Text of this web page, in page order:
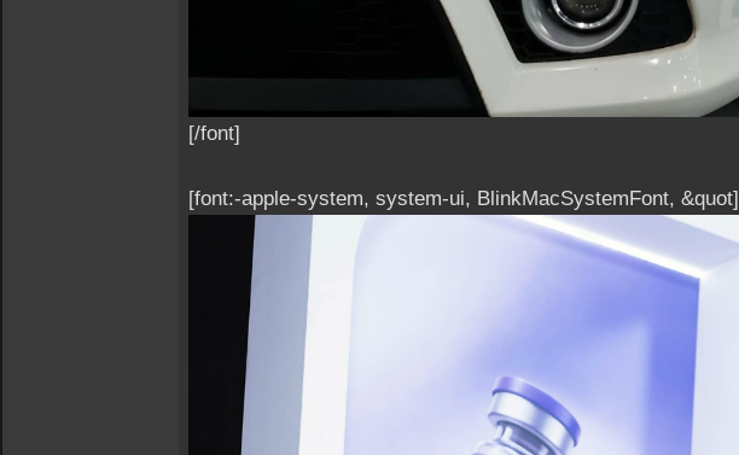
[/font]
[font:-apple-system, system-ui, BlinkMacSystemFont, &quot]